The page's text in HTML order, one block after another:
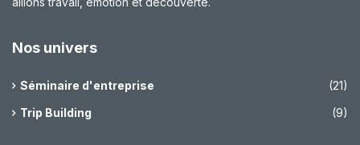
Nos univers
Séminaire d'entreprise
(21)
Trip Building
(9)